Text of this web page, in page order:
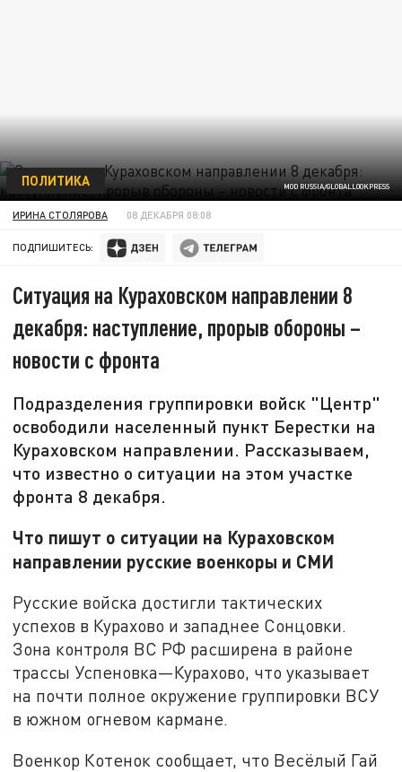
MOD RUSSIA/GLOBALLOOKPRESS
ПОЛИТИКА
ИРИНА СТОЛЯРОВА 08 ДЕКАБРЯ 08:08
ПОДПИШИТЕСЬ:
Ситуация на Кураховском направлении 8
декабря: наступление, прорыв обороны –
новости с фронта
Подразделения группировки войск "Центр"
освободили населенный пункт Берестки на
Кураховском направлении. Рассказываем,
что известно о ситуации на этом участке
фронта 8 декабря.
Что пишут о ситуации на Кураховском
направлении русские военкоры и СМИ
Русские войска достигли тактических
успехов в Курахово и западнее Сонцовки.
Зона контроля ВС РФ расширена в районе
трассы Успеновка—Курахово, что указывает
на почти полное окружение группировки ВСУ
в южном огневом кармане.
Военкор Котенок сообщает, что Весёлый Гай